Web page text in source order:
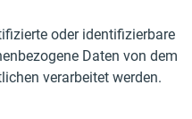
oder identifizierbare
Daten von dem
verarbeitet werden.